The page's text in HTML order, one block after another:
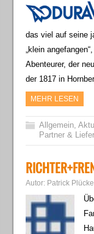
das viel auf seine
„klein
Abenteurer, der
der 1817 in
MEHR LESEN
Allgemein,
Partner &
Autor: Patrick